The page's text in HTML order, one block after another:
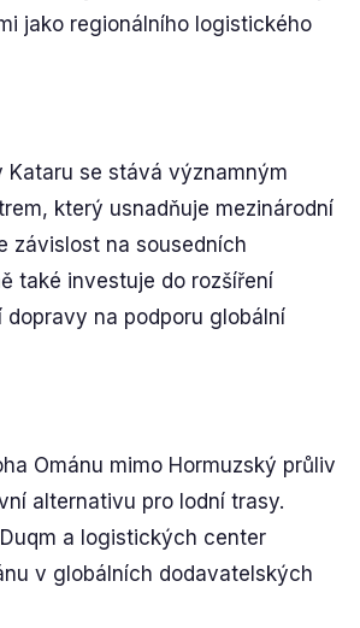
jako regionálního logistického
Kataru se stává významným
který usnadňuje mezinárodní
závislost na sousedních
také investuje do rozšíření
dopravy na podporu globální
Ománu mimo Hormuzský průliv
alternativu pro lodní trasy.
a logistických center
v globálních dodavatelských